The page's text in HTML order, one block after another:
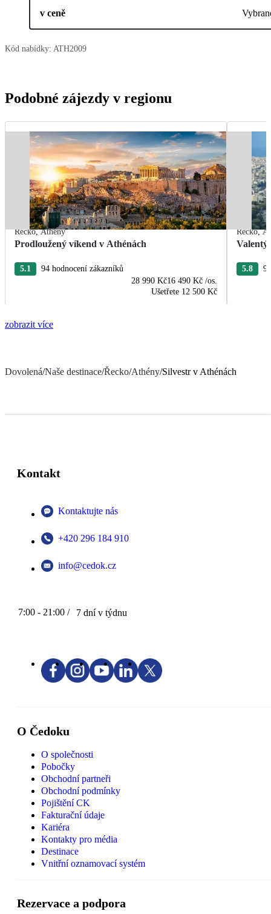
v ceně
Kód nabídky: ATH2009
Podobné zájezdy v regionu
Řecko,Athény
Prodloužený víkend v Athénách
5.1
94 hodnocení zákazníků
28 990 Kč16 490 Kč /os.
Ušetřete 12 500 Kč
Řecko,
5.8 9
zobrazit více
Dovolená/Naše destinace/Řecko/Athény/Silvestr v Athénách
Kontakt
Kontaktujte nás
+420 296 184 910
info@cedok.cz
7:00 - 21:00 / 7 dní v týdnu
O Čedoku
O společnosti
Pobočky
Obchodní partneři
Obchodní podmínky
Pojištění CK
Fakturační údaje
Kariéra
Kontakty pro média
Destinace
Vnitřní oznamovací systém
Rezervace a podpora